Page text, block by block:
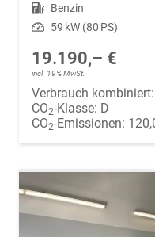
Kraftstoff Benzin
Leistung 59 kW (80 PS)
19.190,– €
incl. 19% MwSt.
Verbrauch kombiniert:
CO2-Klasse: D
CO2-Emissionen: